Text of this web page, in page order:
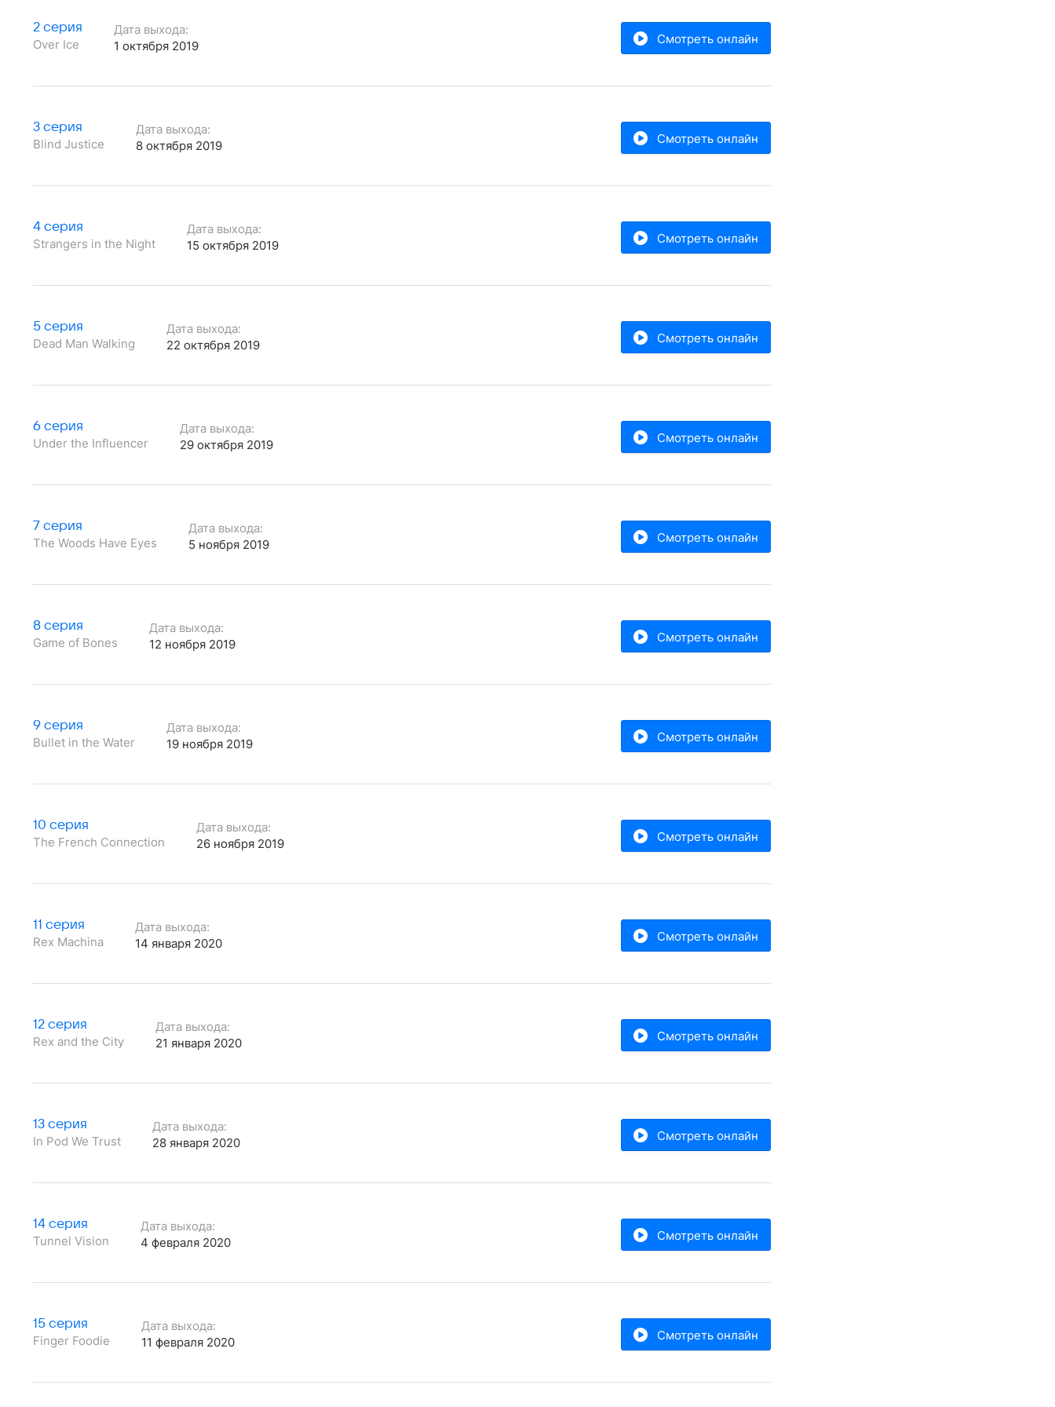
2 серия
Over Ice
Дата выхода:
1 октября 2019
Смотреть онлайн
3 серия
Blind Justice
Дата выхода:
8 октября 2019
Смотреть онлайн
4 серия
Strangers in the Night
Дата выхода:
15 октября 2019
Смотреть онлайн
5 серия
Dead Man Walking
Дата выхода:
22 октября 2019
Смотреть онлайн
6 серия
Under the Influencer
Дата выхода:
29 октября 2019
Смотреть онлайн
7 серия
The Woods Have Eyes
Дата выхода:
5 ноября 2019
Смотреть онлайн
8 серия
Game of Bones
Дата выхода:
12 ноября 2019
Смотреть онлайн
9 серия
Bullet in the Water
Дата выхода:
19 ноября 2019
Смотреть онлайн
10 серия
The French Connection
Дата выхода:
26 ноября 2019
Смотреть онлайн
11 серия
Rex Machina
Дата выхода:
14 января 2020
Смотреть онлайн
12 серия
Rex and the City
Дата выхода:
21 января 2020
Смотреть онлайн
13 серия
In Pod We Trust
Дата выхода:
28 января 2020
Смотреть онлайн
14 серия
Tunnel Vision
Дата выхода:
4 февраля 2020
Смотреть онлайн
15 серия
Finger Foodie
Дата выхода:
11 февраля 2020
Смотреть онлайн